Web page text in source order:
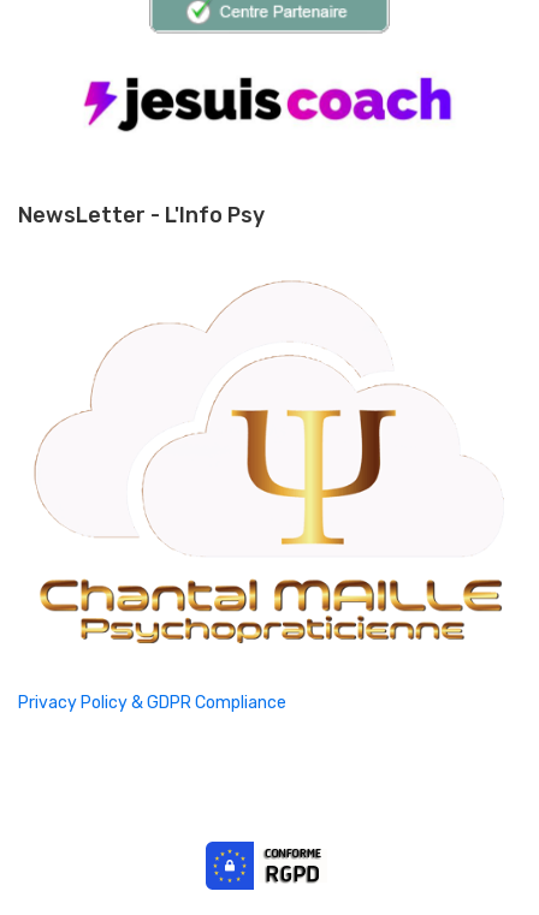
NewsLetter - L'Info Psy
Privacy Policy & GDPR Compliance